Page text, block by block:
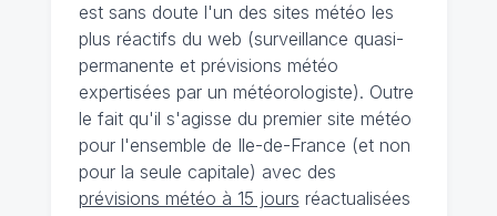
est sans doute l'un des sites météo les
plus réactifs du web (surveillance quasi-
permanente et prévisions météo
expertisées par un météorologiste). Outre
le fait qu'il s'agisse du premier site météo
pour l'ensemble de Ile-de-France (et non
pour la seule capitale) avec des
prévisions météo à 15 jours réactualisées